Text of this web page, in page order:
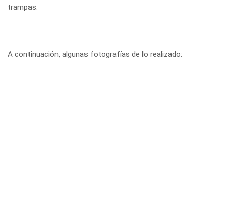
trampas.
A continuación, algunas fotografías de lo realizado: